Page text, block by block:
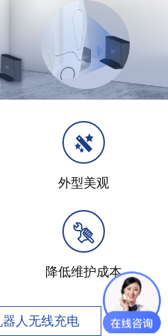
外型美观
降低维护成本
人无线充电